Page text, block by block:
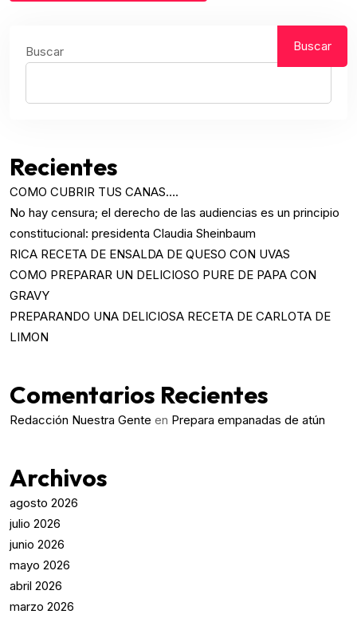
Buscar Buscar
Recientes
COMO CUBRIR TUS CANAS….
No hay censura; el derecho de las audiencias es un principio
constitucional: presidenta Claudia Sheinbaum
RICA RECETA DE ENSALDA DE QUESO CON UVAS
COMO PREPARAR UN DELICIOSO PURE DE PAPA CON
GRAVY
PREPARANDO UNA DELICIOSA RECETA DE CARLOTA DE
LIMON
Comentarios Recientes
Redacción Nuestra Gente en Prepara empanadas de atún
Archivos
agosto 2026
julio 2026
junio 2026
mayo 2026
abril 2026
marzo 2026